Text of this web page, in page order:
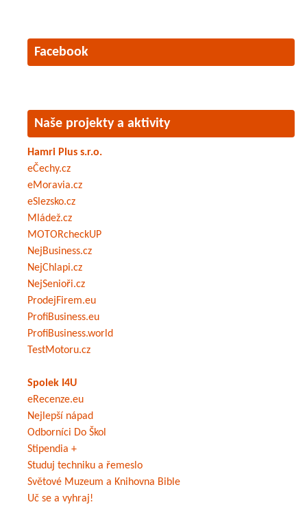
Facebook
Naše projekty a aktivity
Hamri Plus s.r.o.
eČechy.cz
eMoravia.cz
eSlezsko.cz
Mládež.cz
MOTORcheckUP
NejBusiness.cz
NejChlapi.cz
NejSenioři.cz
ProdejFirem.eu
ProfiBusiness.eu
ProfiBusiness.world
TestMotoru.cz
Spolek I4U
eRecenze.eu
Nejlepší nápad
Odborníci Do Škol
Stipendia +
Studuj techniku a řemeslo
Světové Muzeum a Knihovna Bible
Uč se a vyhraj!